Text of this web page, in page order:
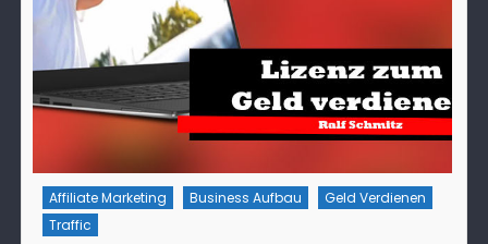
Affiliate Marketing Business Aufbau
Geld Verdienen
Traffic